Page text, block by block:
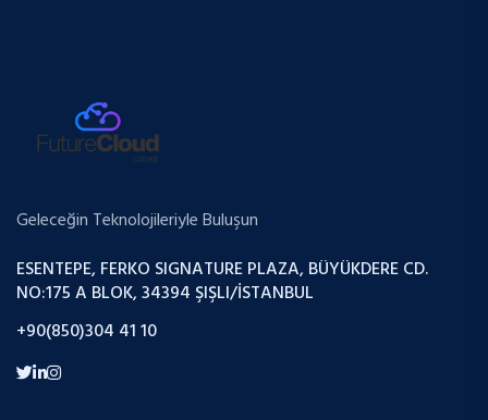
Geleceğin Teknolojileriyle Buluşun
ESENTEPE, FERKO SIGNATURE PLAZA, BÜYÜKDERE CD.
NO:175 A BLOK, 34394 ŞIŞLI/İSTANBUL
+90(850)304 41 10